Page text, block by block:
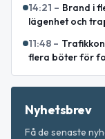
14:21 – Brand i
lägenhet och
11:48 –
flera böter för
Nyhetsbrev
Få de senaste